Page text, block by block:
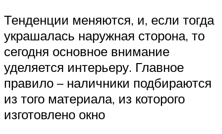
Тенденции меняются, и, если тогда
украшалась наружная сторона, то
сегодня основное внимание
уделяется интерьеру. Главное
правило – наличники подбираются
из того материала, из которого
изготовлено окно